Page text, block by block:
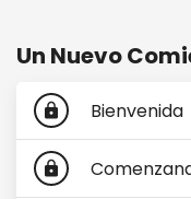
Un Nuevo
lock Bienvenida
lock